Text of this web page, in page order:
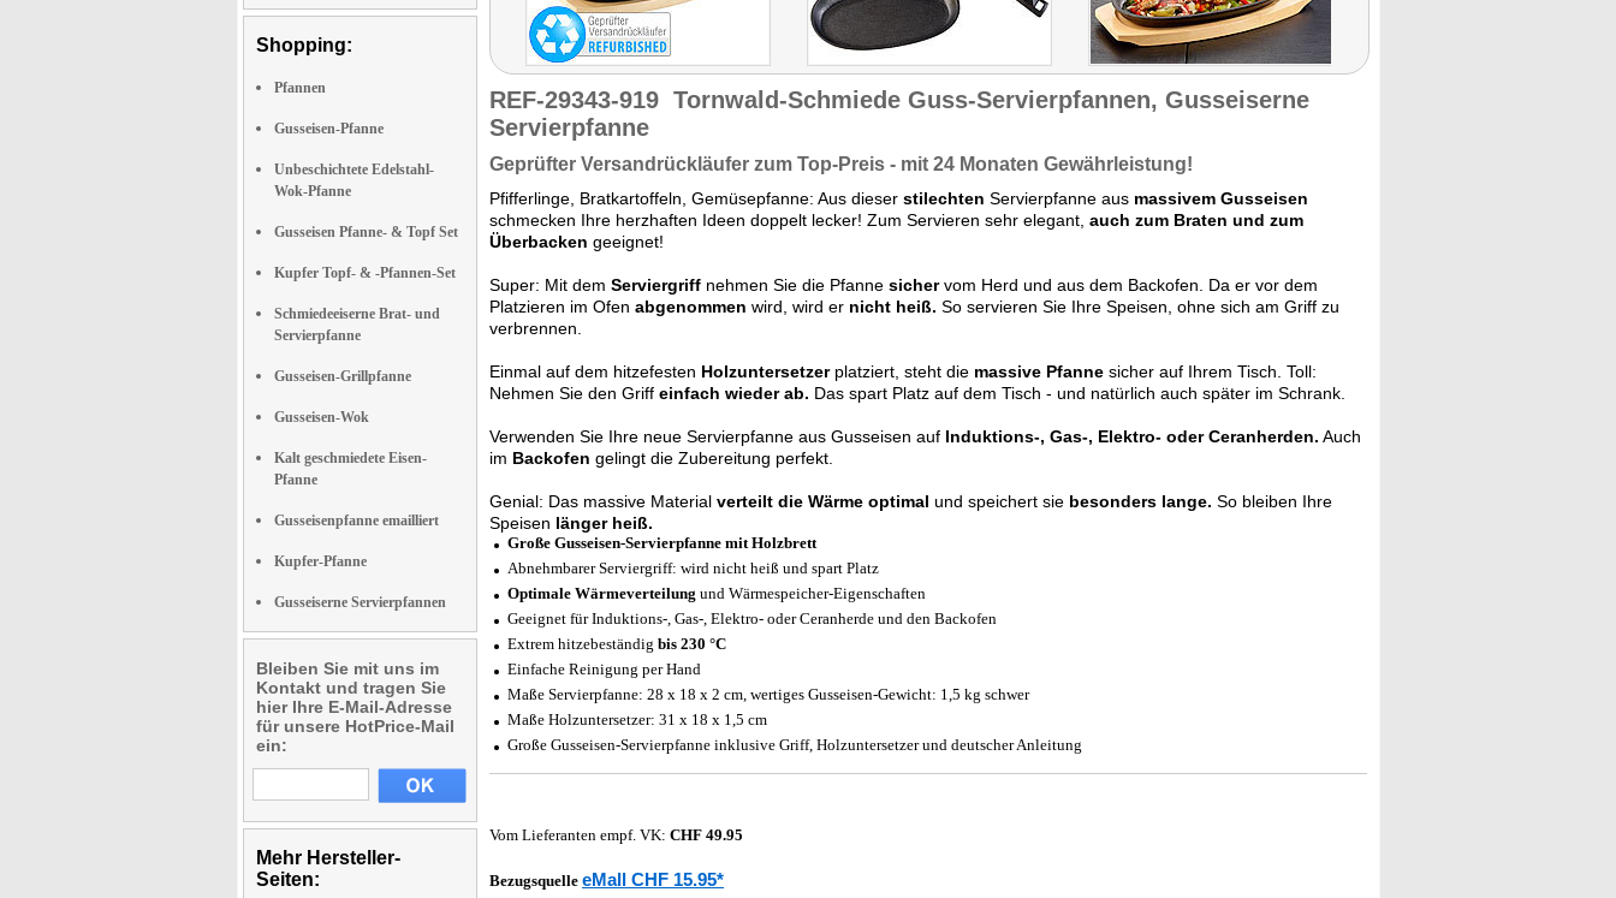
Shopping:
Pfannen
Gusseisen-Pfanne
Unbeschichtete Edelstahl-
Wok-Pfanne
Gusseisen Pfanne- & Topf Set
Kupfer Topf- & -Pfannen-Set
Schmiedeeiserne Brat- und
Servierpfanne
Gusseisen-Grillpfanne
Gusseisen-Wok
Kalt geschmiedete Eisen-
Pfanne
Gusseisenpfanne emailliert
Kupfer-Pfanne
Gusseiserne Servierpfannen
Bleiben Sie mit uns im
Kontakt und tragen Sie
hier Ihre E-Mail-Adresse
für unsere HotPrice-Mail
ein:
Mehr Hersteller-
Seiten:
sind, würzen diese und
zaubern Sie mit der
Pfannen neue, individuelle
Gerichte!"
Getestet wurde NC-2900.
REF-29343-919 Tornwald-Schmiede Guss-Servierpfannen, Gusseiserne
Servierpfanne
Geprüfter Versandrückläufer zum Top-Preis - mit 24 Monaten Gewährleistung!
Pfifferlinge, Bratkartoffeln, Gemüsepfanne: Aus dieser stilechten Servierpfanne aus massivem Gusseisen
schmecken Ihre herzhaften Ideen doppelt lecker! Zum Servieren sehr elegant, auch zum Braten und zum
Überbacken geeignet!
Super: Mit dem Serviergriff nehmen Sie die Pfanne sichervom Herd und aus dem Backofen. Da er vor dem
Platzieren im Ofen abgenommen wird, wird er nicht heiß. So servieren Sie Ihre Speisen, ohne sich am Griff zu
verbrennen.
Einmal auf dem hitzefesten Holzuntersetzer platziert, steht die massive Pfanne sicher auf Ihrem Tisch. Toll:
Nehmen Sie den Griff einfach wieder ab. Das spart Platz auf dem Tisch - und natürlich auch später im Schrank.
Verwenden Sie Ihre neue Servierpfanne aus Gusseisen auf Induktions-, Gas-, Elektro- oder Ceranherden. Auch
im Backofen gelingt die Zubereitung perfekt.
Genial: Das massive Material verteilt die Wärme optimal und speichert sie besonders lange. So bleiben Ihre
Speisen länger heiß.
Große Gusseisen-Servierpfanne mit Holzbrett
Abnehmbarer Serviergriff: wird nicht heiß und spart Platz
Optimale Wärmeverteilung und Wärmespeicher-Eigenschaften
Geeignet für Induktions-, Gas-, Elektro- oder Ceranherde und den Backofen
Extrem hitzebeständig bis 230 °C
Einfache Reinigung per Hand
Maße Servierpfanne: 28 x 18 x 2 cm, wertiges Gusseisen-Gewicht: 1,5 kg schwer
Maße Holzuntersetzer: 31 x 18 x 1,5 cm
Große Gusseisen-Servierpfanne inklusive Griff, Holzuntersetzer und deutscher Anleitung
Vom Lieferanten empf. VK: CHF 49.95
Bezugsquelle eMall CHF 15.95*